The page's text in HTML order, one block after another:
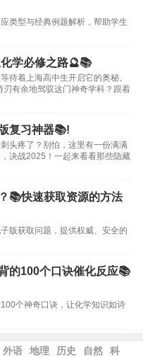
类型与经典例题解析，帮助学生
学必修之路🔮📚
待着上海高中生开启它的奥秘。
有余地驾驭这门神奇学科？跟着
复习神器📚!
头疼了？别怕，这里有一份满满
决战2025！一起来看看那些隐藏
📚快速获取资源的方法
版获取问题，提供权威、安全的
的100个口诀催化反应📚
个神奇口诀，让化学知识如诗
外语 地理 历史 自然
科